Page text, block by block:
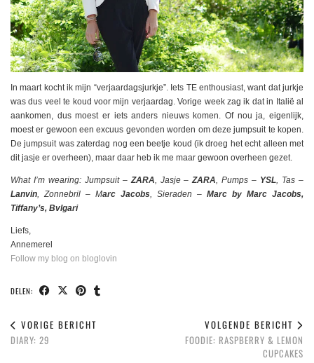
In maart kocht ik mijn “verjaardagsjurkje”. Iets TE enthousiast, want dat jurkje
was dus veel te koud voor mijn verjaardag. Vorige week zag ik dat in Italië al
aankomen, dus moest er iets anders nieuws komen. Of nou ja, eigenlijk,
moest er gewoon een excuus gevonden worden om deze jumpsuit te kopen.
De jumpsuit was zaterdag nog een beetje koud (ik droeg het echt alleen met
dit jasje er overheen), maar daar heb ik me maar gewoon overheen gezet.
What I’m wearing: Jumpsuit –ZARA, Jasje –ZARA, Pumps – YSL, Tas –
Lanvin, Zonnebril – Marc Jacobs, Sieraden – Marc by Marc Jacobs,
Tiffany’s, Bvlgari
Liefs,
Annemerel
Follow my blog on bloglovin
DELEN:
VORIGE BERICHT
DIARY: 29
VOLGENDE BERICHT
FOODIE: RASPBERRY & LEMON
CUPCAKES